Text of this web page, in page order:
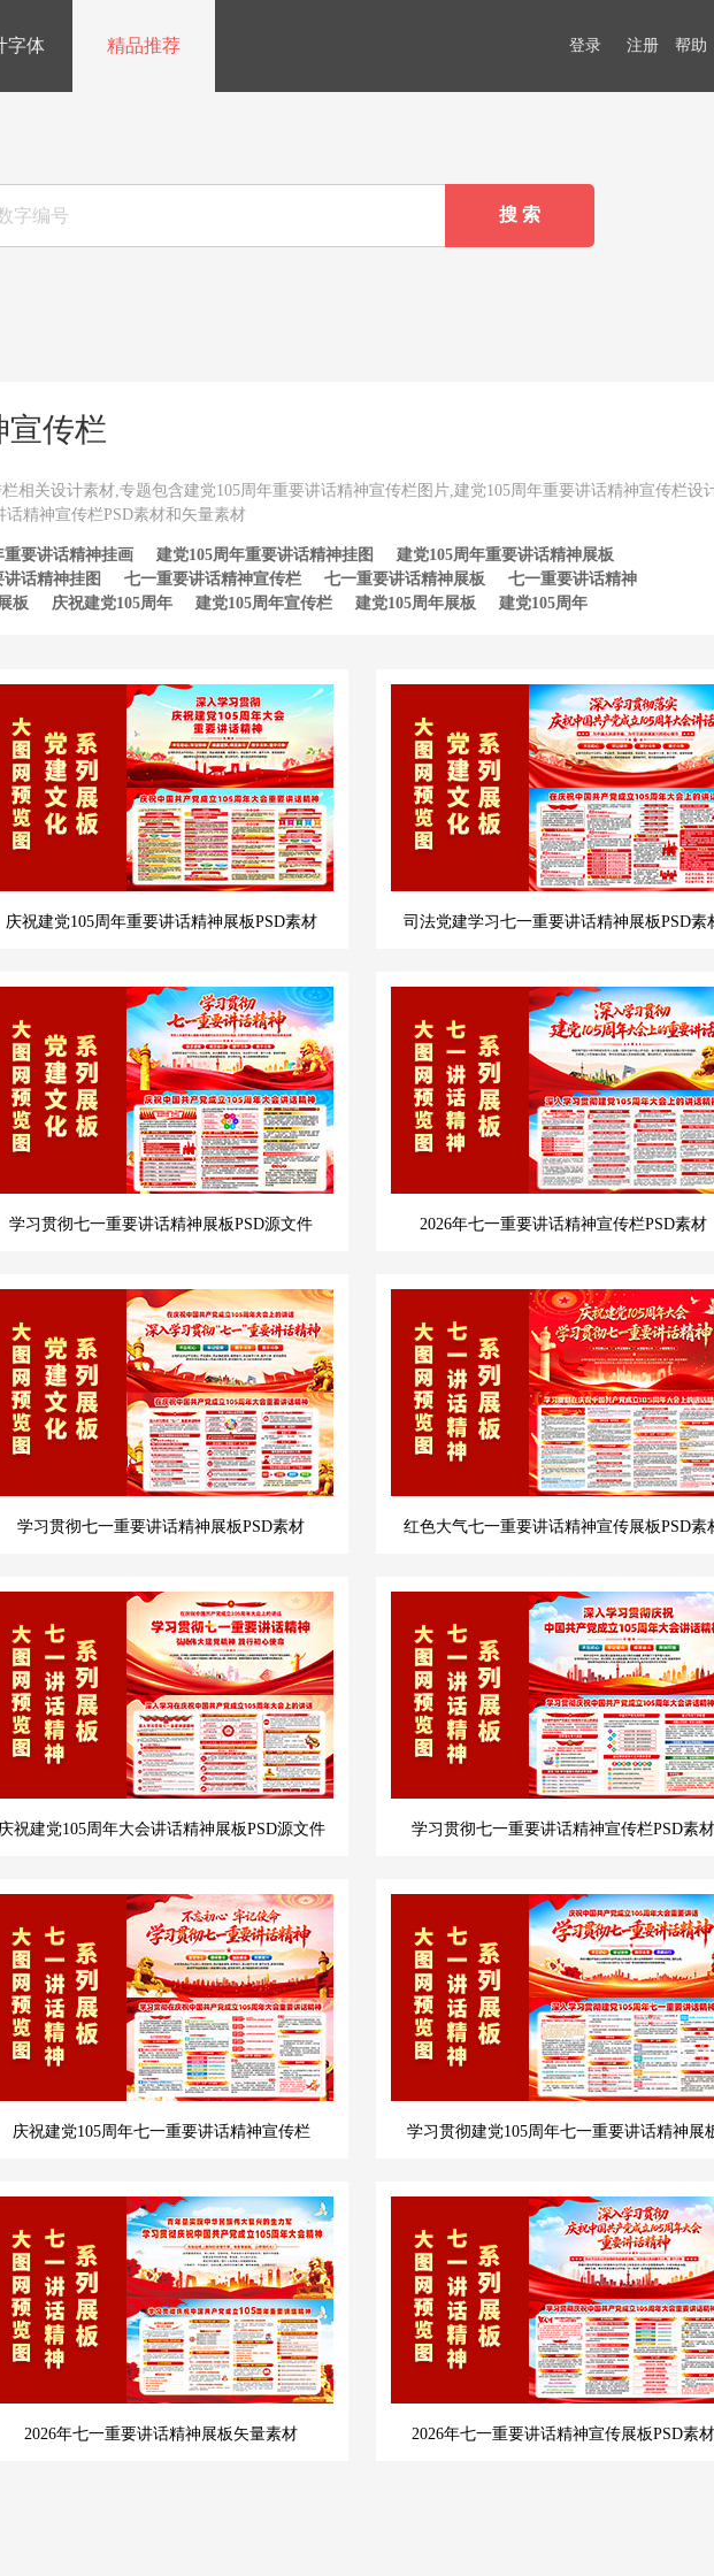
字体 精品推荐 登录 注册 帮助
宣传栏
相关设计素材,专题包含建党105周年重要讲话精神宣传栏图片,建党105周年重要讲话精神宣传栏设
精神宣传栏PSD素材和矢量素材
重要讲话精神挂画 建党105周年重要讲话精神挂图
建党105周年重要讲话精神展板
话精神挂图 七一重要讲话精神宣传栏 七一重要讲话精神展板
七一重要讲话精神
板 庆祝建党105周年 建党105周年宣传栏 建党105周年展板 建党105周年
庆祝建党105周年重要讲话精神展板PSD素材 司法党建学习七一重要讲话精神展板PSD素
学习贯彻七一重要讲话精神展板PSD源文件 2026年七一重要讲话精神宣传栏PSD素材
学习贯彻七一重要讲话精神展板PSD素材 红色大气七一重要讲话精神宣传展板PSD素
庆祝建党105周年大会讲话精神展板PSD源文件 学习贯彻七一重要讲话精神宣传栏PSD素材
庆祝建党105周年七一重要讲话精神宣传栏 学习贯彻建党105周年七一重要讲话精神展
2026年七一重要讲话精神展板矢量素材 2026年七一重要讲话精神宣传展板PSD素材